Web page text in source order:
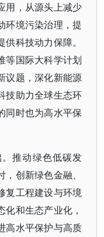
用，从源头上减少
环境污染治理，提
科技动力保障。
等国际大科学计划
议题，深化新能源
技助力全球生态环
同时也为高水平保
推动绿色低碳发
创新绿色金融、
复工程建设与环境
和生态产业化，
高水平保护与高质